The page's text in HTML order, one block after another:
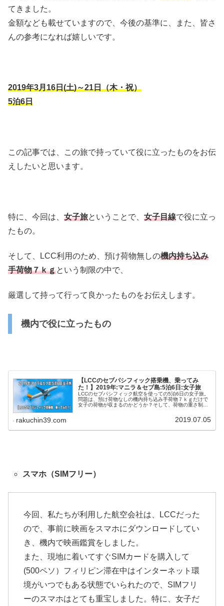
てきました。
金額なども載せていますので、今後の基準に、また、皆さ
んの参考になれば嬉しいです。
2019年3月16日(土)～21日（木・祝）
5泊6日
この記事では、この旅で持っていて役に立ったものをお伝
えしたいと思います。
特に、今回は、 女子旅ということで、 女子目線で役に立っ
たもの。
そして、LCC利用のため、預け荷物無しの機内持ち込み
手荷物７ｋｇという制限の中で、
厳選して持って行って良かったものをお伝えします。
機内で役に立ったもの
【LCCのセブパシフィック搭乗機、乗ってみ
た！】2019年:マニラ＆セブ島:5泊6日:女子旅
LCCのセブパシフィック航空を使っての5泊6日の女子旅。
問題は、預け荷物なしの機内持ち込み手荷物７ｋｇだけで
女子の荷物が収まるのかどうか？そして、荷物の重さ制限
rakuchin39.com 2019.07.05
スマホ（SIMフリー）
今回、私たちが利用した航空会社は、LCCだった
ので、事前に映画をスマホにダウンロードしてい
き、機内で映画鑑賞をしました。
また、現地に着いてすぐSIMカードを購入して
(500ペソ）フィリピン滞在中はインターネット環
境がいつでもある状態でいられたので、SIMフリ
ーのスマホはとても重宝しました。特に、女子だ